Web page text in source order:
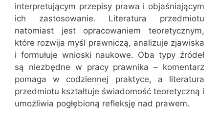
interpretującym przepisy prawa i objaśniającym
ich zastosowanie. Literatura przedmiotu
natomiast jest opracowaniem teoretycznym,
które rozwija myśl prawniczą, analizuje zjawiska
i formułuje wnioski naukowe. Oba typy źródeł
są niezbędne w pracy prawnika – komentarz
pomaga w codziennej praktyce, a literatura
przedmiotu kształtuje świadomość teoretyczną i
umożliwia pogłębioną refleksję nad prawem.